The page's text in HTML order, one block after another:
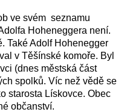
ve svém seznamu
Hoheneggera není.
Také Adolf Hohenegger
v Těšínské komoře. Byl
(dnes městská část
spolků. Víc než vědě se
starosta Lískovce. Obec
občanství.